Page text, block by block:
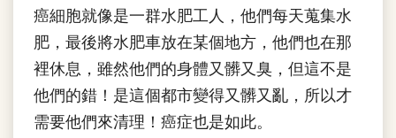
癌細胞就像是一群水肥工人，他們每天蒐集水
肥，最後將水肥車放在某個地方，他們也在那
裡休息，雖然他們的身體又髒又臭，但這不是
他們的錯！是這個都市變得又髒又亂，所以才
需要他們來清理！癌症也是如此。